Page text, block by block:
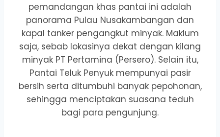
pemandangan khas pantai ini adalah
panorama Pulau Nusakambangan dan
kapal tanker pengangkut minyak. Maklum
saja, sebab lokasinya dekat dengan kilang
minyak PT Pertamina (Persero). Selain itu,
Pantai Teluk Penyuk mempunyai pasir
bersih serta ditumbuhi banyak pepohonan,
sehingga menciptakan suasana teduh
bagi para pengunjung.